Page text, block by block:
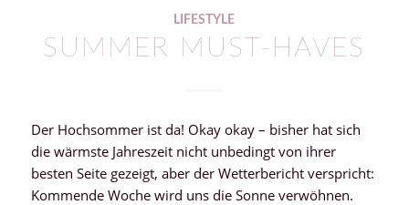
LIFESTYLE
SUMMER MUST-HAVES
Der Hochsommer ist da! Okay okay – bisher hat sich
die wärmste Jahreszeit nicht unbedingt von ihrer
besten Seite gezeigt, aber der Wetterbericht verspricht:
Kommende Woche wird uns die Sonne verwöhnen.